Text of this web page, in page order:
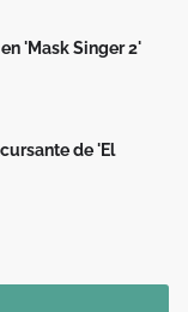
'Mask Singer 2'
de 'El